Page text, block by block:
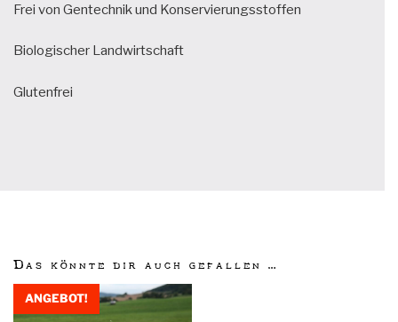
Frei von Gentechnik und Konservierungsstoffen
Biologischer Landwirtschaft
Glutenfrei
Das könnte dir auch gefallen …
ANGEBOT!